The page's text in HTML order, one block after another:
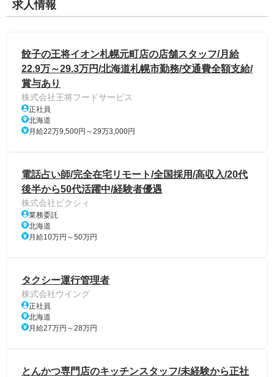
求人情報
餃子の王将イオン札幌元町店の店舗スタッフ/月給
22.9万～29.3万円/北海道札幌市勤務/交通費全額支給/
賞与あり
株式会社王将フードサービス
正社員
北海道
月給22万9,500円～29万3,000円
電話占い師/完全在宅リモート/全国採用/高収入/20代
後半から50代活躍中/経験者優遇
株式会社ピクシィ
業務委託
北海道
月給10万円～50万円
タクシー運行管理者
株式会社ウイング
正社員
北海道
月給27万円～28万円
とんかつ専門店のキッチンスタッフ/未経験から正社